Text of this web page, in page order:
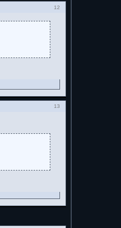
12
13